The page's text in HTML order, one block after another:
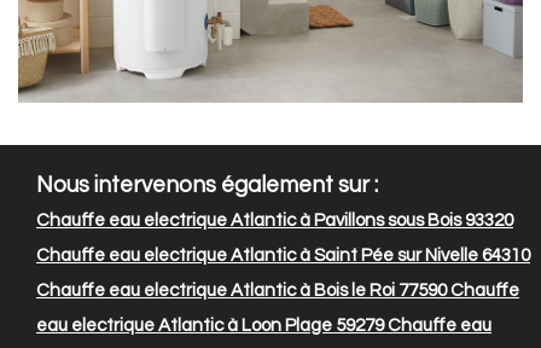
Nous intervenons également sur :
Chauffe eau electrique Atlantic à Pavillons sous Bois 93320
Chauffe eau electrique Atlantic à Saint Pée sur Nivelle 64310
Chauffe eau electrique Atlantic à Bois le Roi 77590Chauffe
eau electrique Atlantic à Loon Plage 59279Chauffe eau